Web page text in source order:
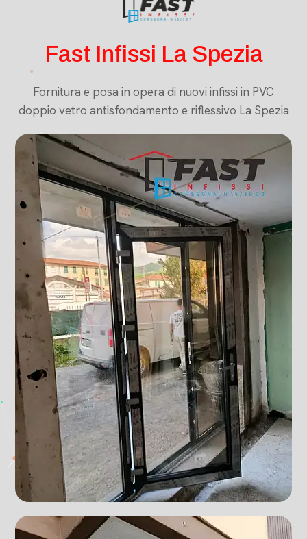
Fast Infissi La Spezia
Fornitura e posa in opera di nuovi infissi in PVC
doppio vetro antisfondamento e riflessivo La Spezia